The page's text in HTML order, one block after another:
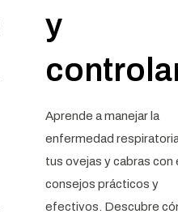
y
Aprende a manejar la
enfermedad
tus ovejas y cabras con
consejos prácticos y
efectivos. Descubre